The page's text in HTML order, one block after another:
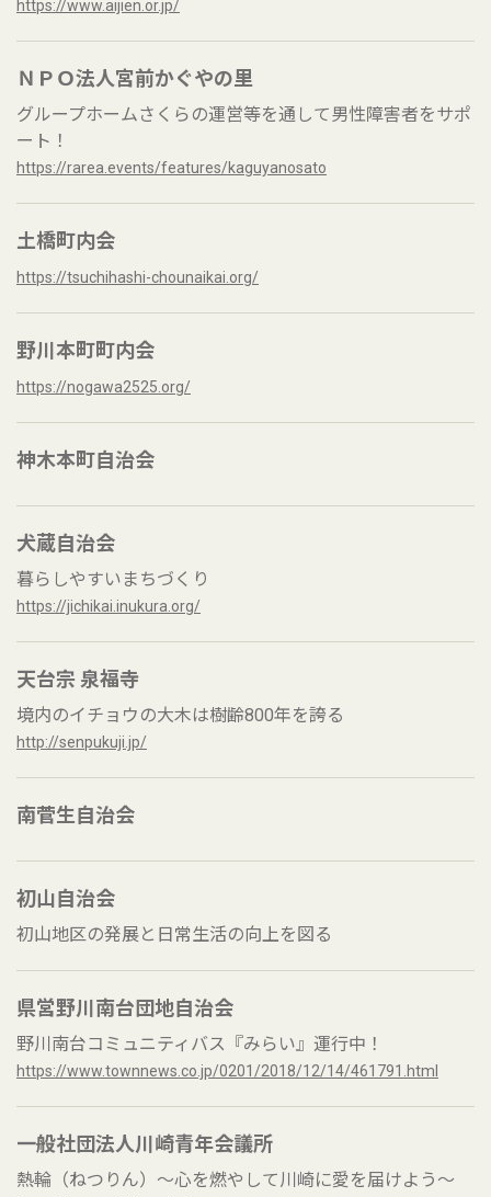
https://www.aijien.or.jp/
ＮＰＯ法人宮前かぐやの里
グループホームさくらの運営等を通して男性障害者をサポ
ート！
https://rarea.events/features/kaguyanosato
土橋町内会
https://tsuchihashi-chounaikai.org/
野川本町町内会
https://nogawa2525.org/
神木本町自治会
犬蔵自治会
暮らしやすいまちづくり
https://jichikai.inukura.org/
天台宗 泉福寺
境内のイチョウの大木は樹齢800年を誇る
http://senpukuji.jp/
南菅生自治会
初山自治会
初山地区の発展と日常生活の向上を図る
県営野川南台団地自治会
野川南台コミュニティバス『みらい』運行中！
https://www.townnews.co.jp/0201/2018/12/14/461791.html
一般社団法人川崎青年会議所
熱輪（ねつりん）～心を燃やして川崎に愛を届けよう～